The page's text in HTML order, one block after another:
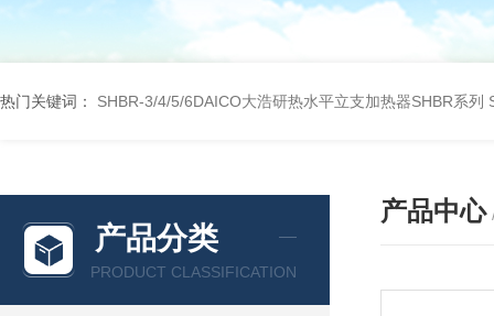
热门关键词： SHBR-3/4/5/6DAICO大浩研热水平立支加热器SHBR系列
产品分类
PRODUCT CLASSIFICATION
产品中心